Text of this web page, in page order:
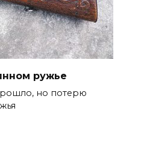
ружье
но потерю